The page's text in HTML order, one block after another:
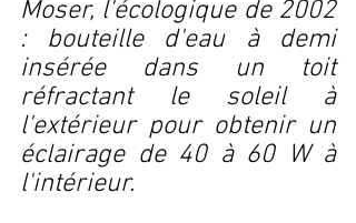
Moser, l'écologique de 2002
: bouteille d'eau à demi
insérée dans un toit
réfractant le soleil à
l'extérieur pour obtenir un
éclairage de 40 à 60 W à
l'intérieur.